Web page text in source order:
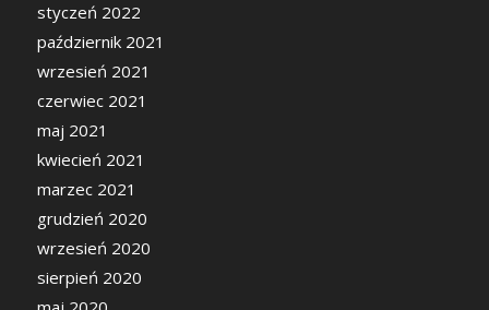
styczeń 2022
październik 2021
wrzesień 2021
czerwiec 2021
maj 2021
kwiecień 2021
marzec 2021
grudzień 2020
wrzesień 2020
sierpień 2020